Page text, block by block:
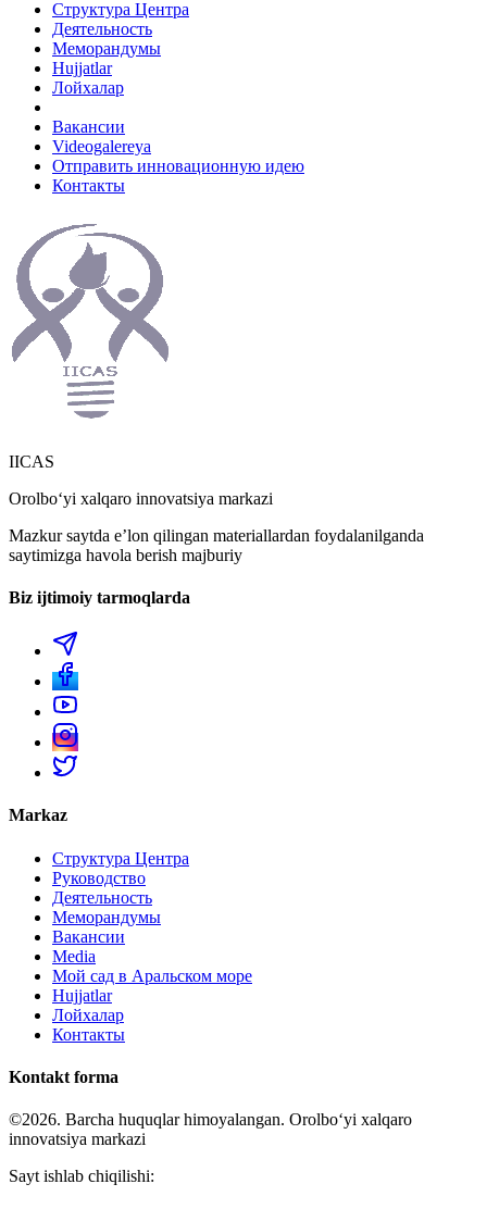
Структура Центра
Деятельность
Меморандумы
Hujjatlar
Лойхалар
Вакансии
Videogalereya
Отправить инновационную идею
Контакты
IICAS
Orolboʻyi xalqaro innovatsiya markazi
Mazkur saytda eʼlon qilingan materiallardan foydalanilganda
saytimizga havola berish majburiy
Biz ijtimoiy tarmoqlarda
Markaz
Структура Центра
Руководство
Деятельность
Меморандумы
Вакансии
Media
Мой сад в Аральском море
Hujjatlar
Лойхалар
Контакты
Kontakt forma
©2026. Barcha huquqlar himoyalangan. Orolboʻyi xalqaro
innovatsiya markazi
Sayt ishlab chiqilishi: